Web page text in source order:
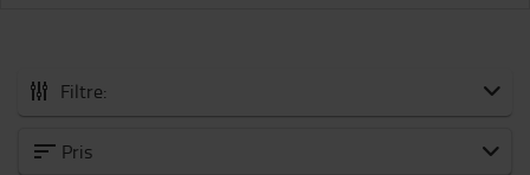
Filtre:
Alle Tilbehør
Pris